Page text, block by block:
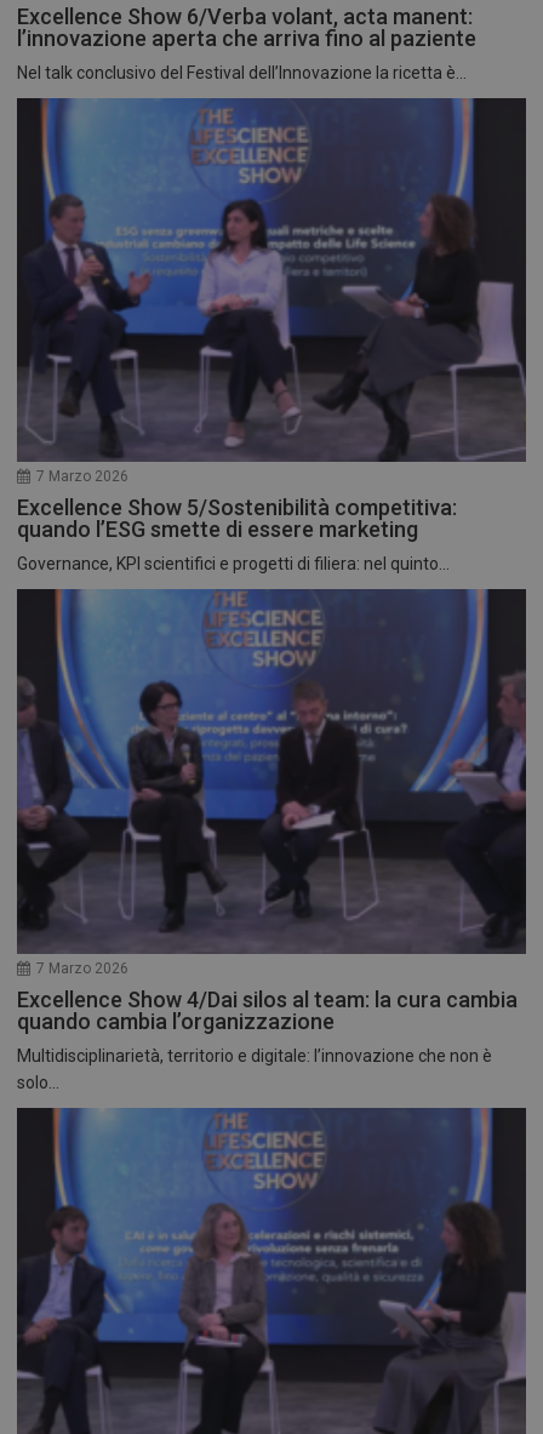
Excellence Show 6/Verba volant, acta manent:
l’innovazione aperta che arriva fino al paziente
Nel talk conclusivo del Festival dell’Innovazione la ricetta è...
7 Marzo 2026
Excellence Show 5/Sostenibilità competitiva:
quando l’ESG smette di essere marketing
Governance, KPI scientifici e progetti di filiera: nel quinto...
7 Marzo 2026
Excellence Show 4/Dai silos al team: la cura cambia
quando cambia l’organizzazione
Multidisciplinarietà, territorio e digitale: l’innovazione che non è
solo...